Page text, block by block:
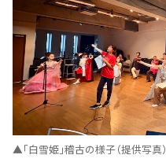
▲「白雪姫」稽古の様子（提供写真）